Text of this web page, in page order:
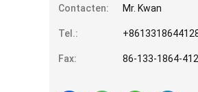
Contacten: Mr. Kwan
Tel.:
Fax: 86-133-1864-